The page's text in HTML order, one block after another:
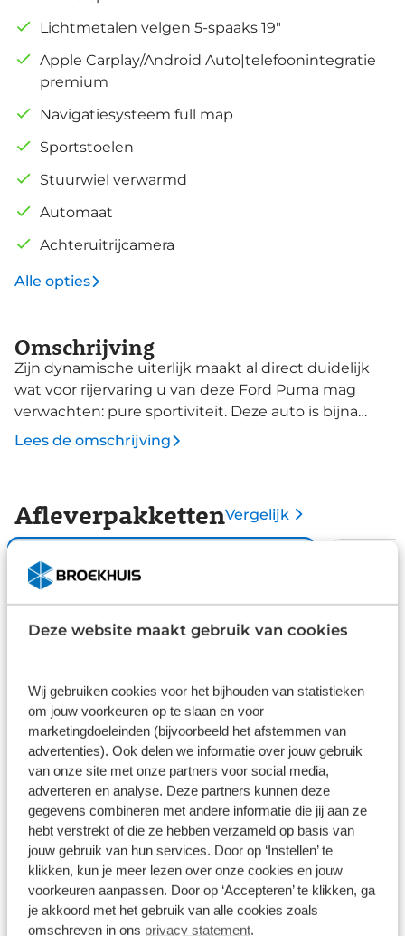
Deze website maakt gebruik van cookies
Wij gebruiken cookies voor het bijhouden van statistieken
om jouw voorkeuren op te slaan en voor
marketingdoeleinden (bijvoorbeeld het afstemmen van
advertenties). Ook delen we informatie over jouw gebruik
van onze site met onze partners voor social media,
adverteren en analyse. Deze partners kunnen deze
gegevens combineren met andere informatie die jij aan ze
hebt verstrekt of die ze hebben verzameld op basis van
jouw gebruik van hun services. Door op ‘Instellen’ te
klikken, kun je meer lezen over onze cookies en jouw
voorkeuren aanpassen. Door op ‘Accepteren’ te klikken, ga
je akkoord met het gebruik van alle cookies zoals
omschreven in ons privacy statement.
Lichtmetalen velgen 5-spaaks 19"
Apple Carplay/Android Auto|telefoonintegratie
premium
Navigatiesysteem full map
Sportstoelen
Stuurwiel verwarmd
Automaat
Achteruitrijcamera
Alle opties
Omschrijving
Zijn dynamische uiterlijk maakt al direct duidelijk
wat voor rijervaring u van deze Ford Puma mag
verwachten: pure sportiviteit. Deze auto is bijna
nieuw, ondanks dat hij uit 2025 komt; hij heeft
geen indruk. Binnen zit u comfortabel dankzij de
stoelverwarming. De achterklep opent automatisch
met een druk op de knop. Handig als u met volle
handen staat. Comfortabel houvast krijgt u van het
verwarmd stuurwiel. Bij de zeer complete
uitrusting van deze auto behoren ook 19 inch
neerklapbare achterbank en LED-achterlichten. Pas
de interface van uw cockpit moeiteloos aan. Het is
mogelijk door het digitale dashboard in deze auto.
Een vergeten muurtje, een verborgen paaltje? Dat
gebeurt niet meer, dankzij de achteruitrijcamera.
Bedient u de auto liever met uw stem? Dan is het
goed om te weten dat spraakbediening aanwezig
is. Wat is de onderhoudsstatus van deze auto? U
checkt het snel, simpel en overal via uw
smartphone. Een massieve sound of fluisterzachte
verstaanbaarheid? Het high performance
Lees de omschrijving
AfleverpakkettenVergelijk
Basis
Inbegrepen
Dit pakket is standaard inbegrepen. We
wat u kunt verwachten.
Gekozen Inhoud
€
juiste
Wat klanten over ons zeggen